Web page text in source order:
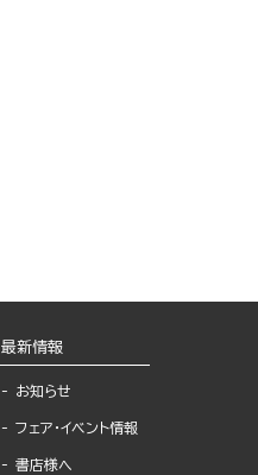
最新情報
お知らせ
フェア・イベント情報
書店様へ